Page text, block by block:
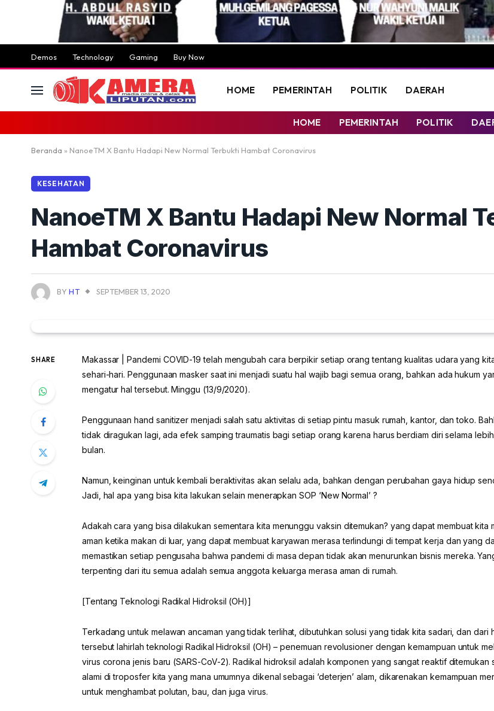
Demos Technology Gaming Buy Now
HOME PEMERINTAH POLITIK DAERAH
HOME PEMERINTAH POLITIK
Beranda » NanoeTM X Bantu Hadapi New Normal Terbukti Hambat Coronavirus
KESEHATAN
NanoeTM X Bantu Hadapi New Normal
Hambat Coronavirus
BY HT SEPTEMBER 13, 2020
SHARE
Makassar | Pandemi COVID-19 telah mengubah cara berpikir setiap orang tentang kualitas udara yang
sehari-hari. Penggunaan masker saat ini menjadi suatu hal wajib bagi semua orang, bahkan ada hukum
mengatur hal tersebut. Minggu (13/9/2020).
Penggunaan hand sanitizer menjadi salah satu aktivitas di setiap pintu masuk rumah, kantor, dan toko.
tidak diragukan lagi, ada efek samping traumatis bagi setiap orang karena harus berdiam diri selama
bulan.
Namun, keinginan untuk kembali beraktivitas akan selalu ada, bahkan dengan perubahan gaya hidup
Jadi, hal apa yang bisa kita lakukan selain menerapkan SOP ‘New Normal’ ?
Adakah cara yang bisa dilakukan sementara kita menunggu vaksin ditemukan? yang dapat membuat kita
aman ketika makan di luar, yang dapat membuat karyawan merasa terlindungi di tempat kerja dan yang
memastikan setiap pengusaha bahwa pandemi di masa depan tidak akan menurunkan bisnis mereka.
terpenting dari itu semua adalah semua anggota keluarga merasa aman di rumah.
[Tentang Teknologi Radikal Hidroksil (OH)]
Terkadang untuk melawan ancaman yang tidak terlihat, dibutuhkan solusi yang tidak kita sadari, dan dari
tersebut lahirlah teknologi Radikal Hidroksil (OH) – penemuan revolusioner dengan kemampuan untuk
virus corona jenis baru (SARS-CoV-2). Radikal hidroksil adalah komponen yang sangat reaktif ditemukan
alami di troposfer kita yang mana umumnya dikenal sebagai ‘deterjen’ alam, dikarenakan kemampuan
untuk menghambat polutan, bau, dan juga virus.